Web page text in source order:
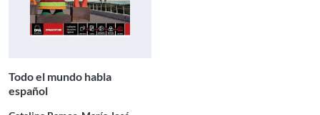
Todo el mundo habla
español